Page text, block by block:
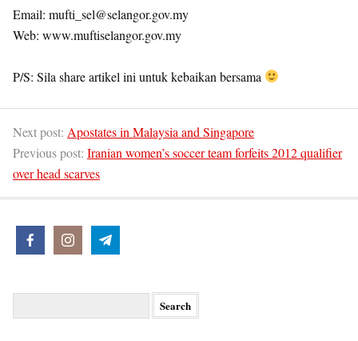
Email: mufti_sel@selangor.gov.my
Web: www.muftiselangor.gov.my
P/S: Sila share artikel ini untuk kebaikan bersama
Next post: Apostates in Malaysia and Singapore
Previous post: Iranian women’s soccer team forfeits 2012 qualifier
over head scarves